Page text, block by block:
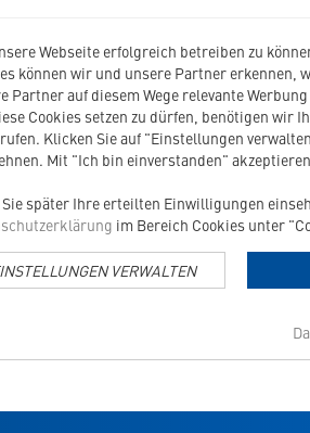
Das
zu einem bestimmten
alphabetisch aufgebauten Glossar
Glossar
E Glossar
F Glossar
G Glossar
H J
Alleinfuttermittel
Webseite erfolgreich betreiben zu
können wir und unsere Partner erkennen,
Partner auf diesem Wege relevante
Cookies setzen zu dürfen, benötigen
Klicken Sie auf "Einstellungen
Mit "Ich bin einverstanden"
Sie später Ihre erteilten Einwilligungen
im Bereich Cookies unter
VERWALTEN